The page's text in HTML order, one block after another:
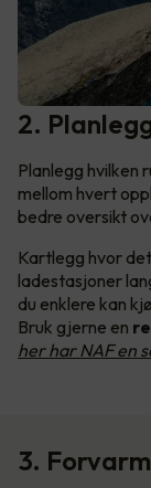
2.
Planlegg hvilken
mellom hvert
bedre oversikt
Kartlegg hvor
ladestasjoner
du enklere kan
Bruk gjerne en
her har NAF en
3.